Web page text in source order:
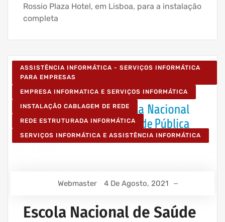
Rossio Plaza Hotel, em Lisboa, para a instalação
completa
ASSISTÊNCIA INFORMÁTICA - SERVIÇOS INFORMÁTICA
PARA EMPRESAS
EMPRESA INFORMATICA E SERVIÇOS INFORMÁTICA
INSTALAÇÃO CABLAGEM DE REDE
REDE ESTRUTURADA INFORMÁTICA
SERVIÇOS INFORMÁTICA E ASSISTÊNCIA INFORMÁTICA
Webmaster 4 De Agosto, 2021
Escola Nacional de Saúde